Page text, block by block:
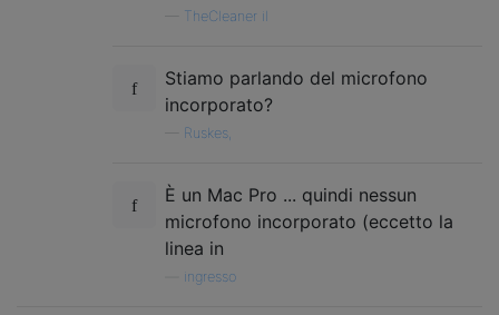
TheCleaner il
Stiamo parlando del microfono
incorporato?
Ruskes,
È un Mac Pro ... quindi nessun
microfono incorporato (eccetto la
linea in
ingresso